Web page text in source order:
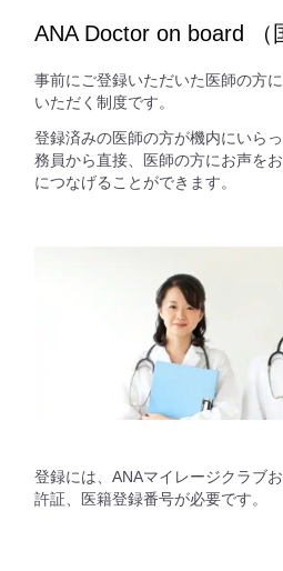
ANA Doctor on board （
事前にご登録いただいた医師の方
いただく制度です。
登録済みの医師の方が機内にいら
務員から直接、医師の方にお声を
につなげることができます。
登録には、ANAマイレージクラブ
許証、医籍登録番号が必要です。